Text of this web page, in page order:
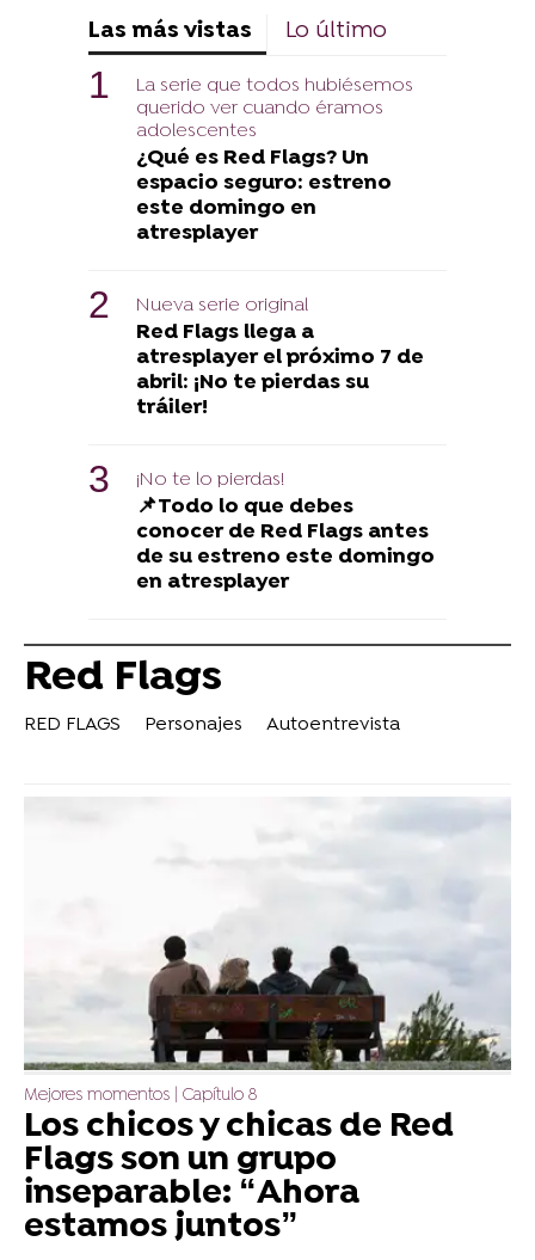
Las más vistas Lo último
La serie que todos hubiésemos
querido ver cuando éramos
adolescentes
¿Qué es Red Flags? Un
espacio seguro: estreno
este domingo en
atresplayer
Nueva serie original
Red Flags llega a
atresplayer el próximo 7 de
abril: ¡No te pierdas su
tráiler!
¡No te lo pierdas!
📌​Todo lo que debes
conocer de Red Flags antes
de su estreno este domingo
en atresplayer
Red Flags
RED FLAGS Personajes Autoentrevista
Mejores momentos | Capítulo 8
Los chicos y chicas de Red
Flags son un grupo
inseparable: “Ahora
estamos juntos”